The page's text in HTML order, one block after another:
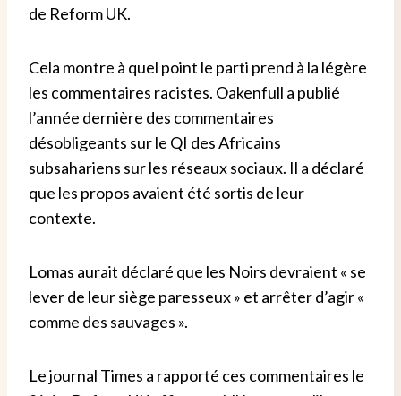
de Reform UK.
Cela montre à quel point le parti prend à la légère
les commentaires racistes. Oakenfull a publié
l’année dernière des commentaires
désobligeants sur le QI des Africains
subsahariens sur les réseaux sociaux. Il a déclaré
que les propos avaient été sortis de leur
contexte.
Lomas aurait déclaré que les Noirs devraient « se
lever de leur siège paresseux » et arrêter d’agir «
comme des sauvages ».
Le journal Times a rapporté ces commentaires le